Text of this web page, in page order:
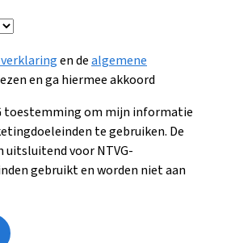
en dealgemene
en ga hiermee akkoord
toestemming om mijn informatie
te gebruiken. De
uitsluitend voor NTVG-
gebruikt en worden niet aan